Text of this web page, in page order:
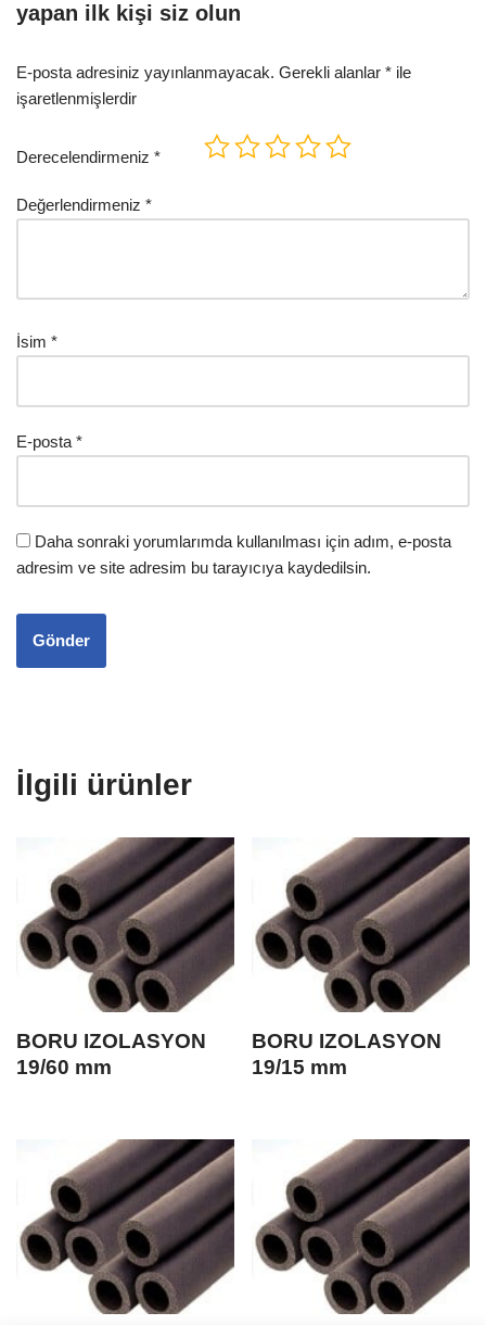
yapan ilk kişi siz olun
E-posta adresiniz yayınlanmayacak. Gerekli alanlar * ile
işaretlenmişlerdir
Derecelendirmeniz *
Değerlendirmeniz *
İsim *
E-posta *
Daha sonraki yorumlarımda kullanılması için adım, e-posta
adresim ve site adresim bu tarayıcıya kaydedilsin.
İlgili ürünler
BORU IZOLASYON
19/60 mm
BORU IZOLASYON
19/15 mm